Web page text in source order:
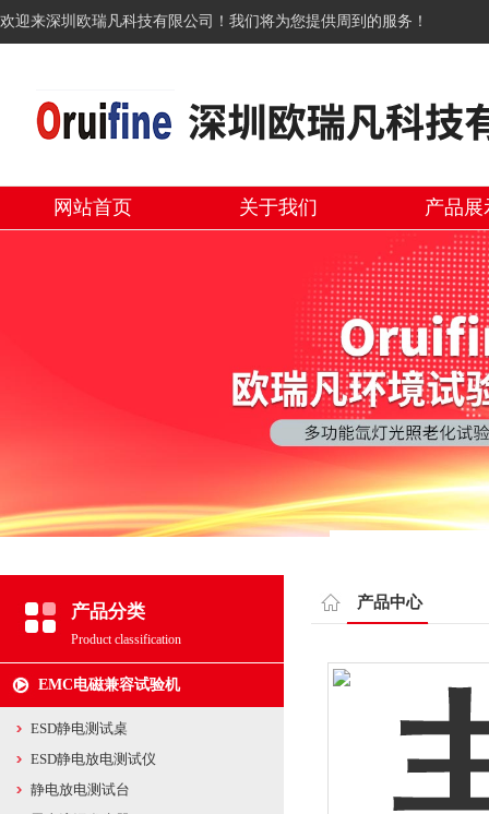
欢迎来深圳欧瑞凡科技有限公司！我们将为您提供周到的服务！
网站首页 关于我们 产品展
产品分类
Product classification
EMC电磁兼容试验机
ESD静电测试桌
ESD静电放电测试仪
静电放电测试台
产品中心